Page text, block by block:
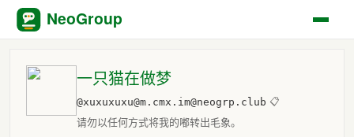
NeoGroup
一只猫在做梦
@xuxuxuxu@m.cmx.im@neogrp.club 📋
请勿以任何方式将我的嘟转出毛象。